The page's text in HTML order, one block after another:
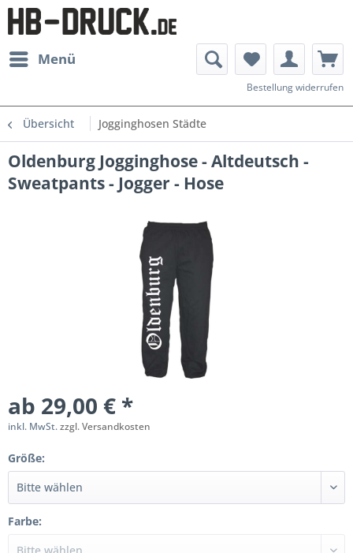
Menü
Bestellung widerrufen
Übersicht Jogginghosen Städte
Oldenburg Jogginghose - Altdeutsch -
Sweatpants - Jogger - Hose
ab 29,00 € *
inkl. MwSt.zzgl. Versandkosten
Größe:
Farbe: